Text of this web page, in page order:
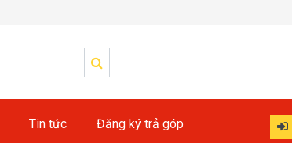
Tin tức Đăng ký trả góp